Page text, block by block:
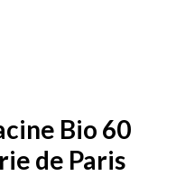
Bio 60
de Paris